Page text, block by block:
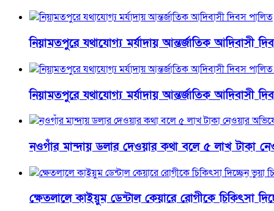
নিয়ামতপুরে যথাযোগ্য মর্যাদায় আন্তর্জাতিক আদিবাসী
নিয়ামতপুরে যথাযোগ্য মর্যাদায় আন্তর্জাতিক আদিবাসী
নওগাঁর মান্দায় ডলার দেওয়ার কথা বলে ৫ লাখ টাকা
ক্ষেতলালে কাইয়ুম ডেন্টাল কেয়ারে রোগীকে চিকিৎসা